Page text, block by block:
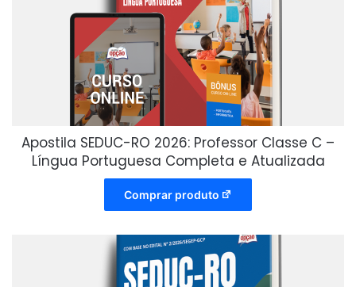
Apostila SEDUC-RO 2026: Professor Classe C –
Língua Portuguesa Completa e Atualizada
Comprar produto